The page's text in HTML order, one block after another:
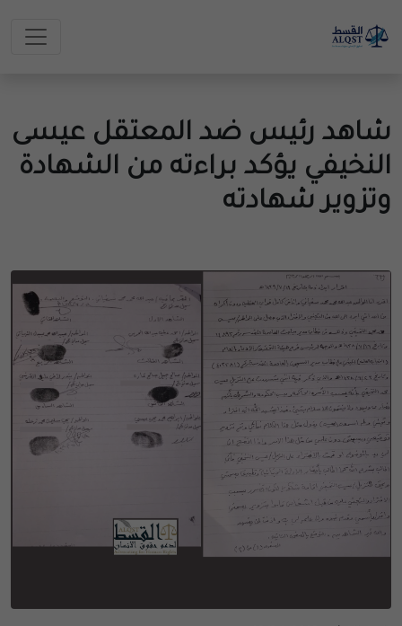
شاهد رئيس ضد المعتقل عيسى
النخيفي يؤكد براءته من الشهادة
وتزوير شهادته